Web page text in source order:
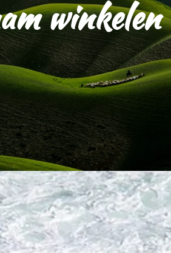
winkelen